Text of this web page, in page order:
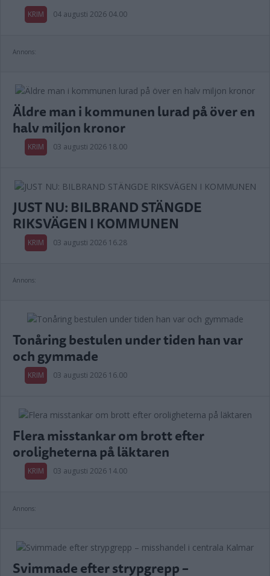
KRIM 04 augusti 2026 04.00
Annons:
Äldre man i kommunen lurad på över en
halv miljon kronor
KRIM 03 augusti 2026 18.00
JUST NU: BILBRAND STÄNGDE
RIKSVÄGEN I KOMMUNEN
KRIM 03 augusti 2026 16.28
Annons:
Tonåring bestulen under tiden han var
och gymmade
KRIM 03 augusti 2026 16.00
Flera misstankar om brott efter
oroligheterna på läktaren
KRIM 03 augusti 2026 14.00
Annons:
Svimmade efter strypgrepp –